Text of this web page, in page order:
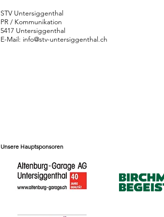
STV Untersiggenthal
PR / Kommunikation
5417 Untersiggenthal
E-Mail: info@stv-untersiggenthal.ch
Unsere Hauptsponsoren